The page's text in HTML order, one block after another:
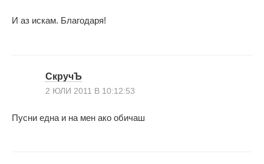
И аз искам. Благодаря!
СкручЪ
2 ЮЛИ 2011 В 10:12:53
Пусни една и на мен ако обичаш